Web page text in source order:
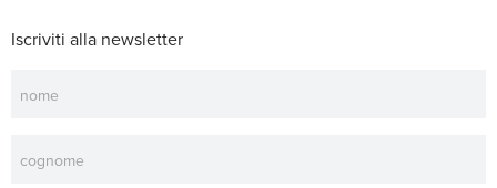
Iscriviti alla newsletter